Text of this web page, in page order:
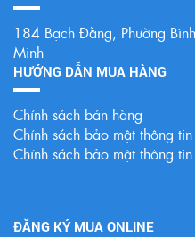
184 Bạch Đằng, Phường
Minh
HƯỚNG DẪN MUA HÀNG
Chính sách bán hàng
Chính sách bảo mật thông tin
Chính sách bảo mật thông
ĐĂNG KÝ MUA ONLINE